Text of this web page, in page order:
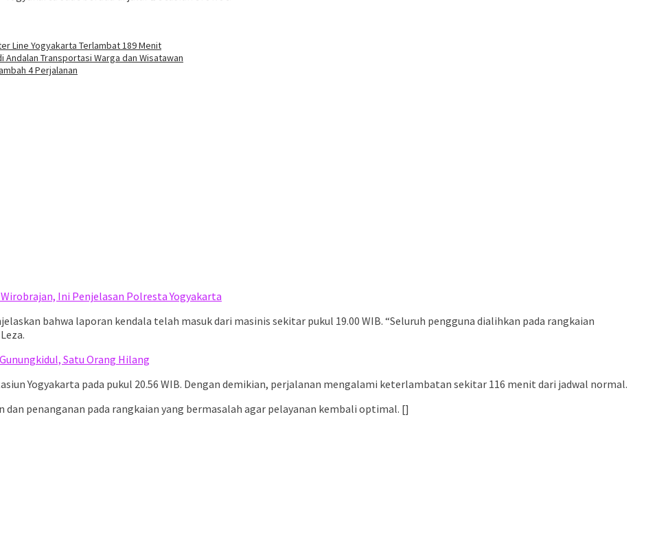
Line Yogyakarta Terlambat 189 Menit
Transportasi Warga dan Wisatawan
4 Perjalanan
Ini Penjelasan Polresta Yogyakarta
bahwa laporan kendala telah masuk dari masinis sekitar pukul 19.00 WIB. “Seluruh pengguna dialihkan pada rangkaian
Satu Orang Hilang
Yogyakarta pada pukul 20.56 WIB. Dengan demikian, perjalanan mengalami keterlambatan sekitar 116 menit dari jadwal normal.
penanganan pada rangkaian yang bermasalah agar pelayanan kembali optimal. []